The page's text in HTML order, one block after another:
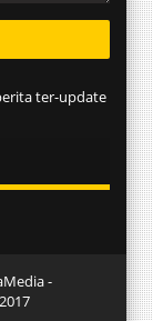
ter-update
-